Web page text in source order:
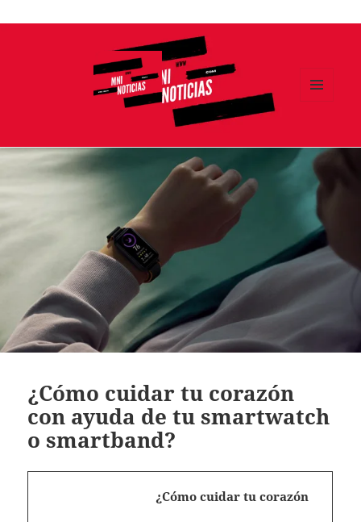
Ir
¿Cómo cuidar tu corazón
con ayuda de tu smartwatch
o smartband?
¿Cómo cuidar tu corazón